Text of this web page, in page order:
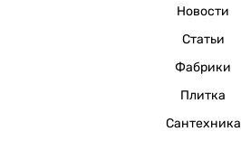
Новости
Статьи
Фабрики
Плитка
Сантехника